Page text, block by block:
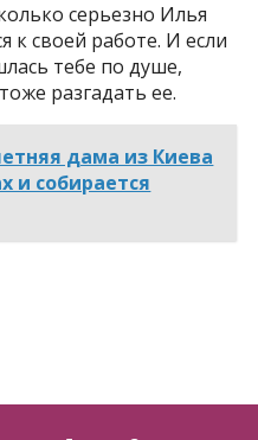
серьезно Илья
к своей работе. И если
тебе по душе,
разгадать ее.
дама из Киева
и собирается